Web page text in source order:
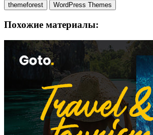
themeforest WordPress Themes
Похожие материалы: